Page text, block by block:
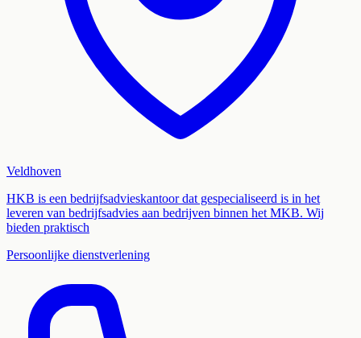
Veldhoven
HKB is een bedrijfsadvieskantoor dat gespecialiseerd is in het
leveren van bedrijfsadvies aan bedrijven binnen het MKB. Wij
bieden praktisch
Persoonlijke dienstverlening